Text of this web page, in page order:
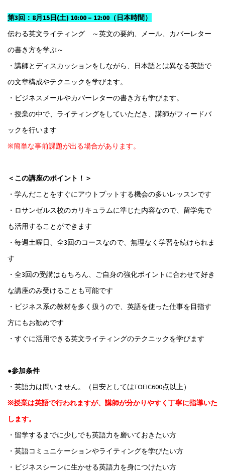
第3回：8月15日(土) 10:00 – 12:00（日本時間）
伝わる英文ライティング ～英文の要約、メール、カバーレター
の書き方を学ぶ～
・講師とディスカッションをしながら、日本語とは異なる英語で
の文章構成やテクニックを学びます。
・ビジネスメールやカバーレターの書き方も学びます。
・授業の中で、ライティングをしていただき、講師がフィードバ
ックを行います
※簡単な事前課題が出る場合があります。
＜この講座のポイント！＞
・学んだことをすぐにアウトプットする機会の多いレッスンです
・ロサンゼルス校のカリキュラムに準じた内容なので、留学先で
も活用することができます
・毎週土曜日、全3回のコースなので、無理なく学習を続けられま
す
・全3回の受講はもちろん、ご自身の強化ポイントに合わせて好き
な講座のみ受けることも可能です
・ビジネス系の教材を多く扱うので、英語を使った仕事を目指す
方にもお勧めです
・すぐに活用できる英文ライティングのテクニックを学びます
●参加条件
・英語力は問いません。（目安としてはTOEIC600点以上）
※授業は英語で行われますが、講師が分かりやすく丁寧に指導いた
します。
・留学するまでに少しでも英語力を磨いておきたい方
・英語コミュニケーションやライティングを学びたい方
・ビジネスシーンに生かせる英語力を身につけたい方